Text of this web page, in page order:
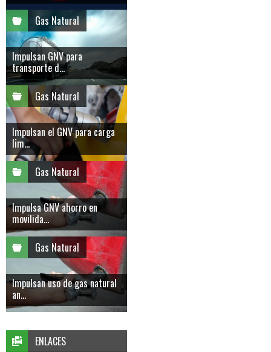
Gas Natural
Impulsan GNV para
transporte d...
Gas Natural
Impulsan el GNV para carga
lim...
Gas Natural
Impulsa GNV ahorro en
movilida...
Gas Natural
Impulsan uso de gas natural
an...
ENLACES